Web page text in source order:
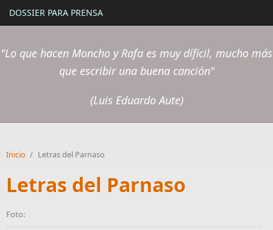
DOSSIER PARA PRENSA
"Lo que hacen Moncho y Rafa es muy díficil, mucho más
que escribir una buena canción"
(Luis Eduardo Aute)
Inicio / Letras del Parnaso
Letras del Parnaso
Foto: